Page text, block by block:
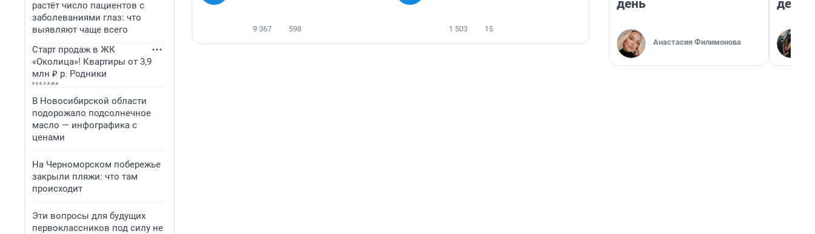
растёт число пациентов с
заболеваниями глаз: что
выявляют чаще всего
Старт продаж в ЖК
«Околица»! Квартиры от 3,9
млн ₽ р. Родники
В Новосибирской области
подорожало подсолнечное
масло — инфографика с
ценами
На Черноморском побережье
закрыли пляжи: что там
происходит
Эти вопросы для будущих
первоклассников под силу не
9 367 598 1 503 15
день
Анастасия Филимонова